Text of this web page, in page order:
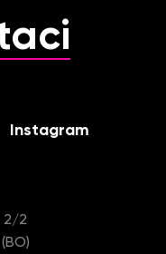
Instagram
2/2